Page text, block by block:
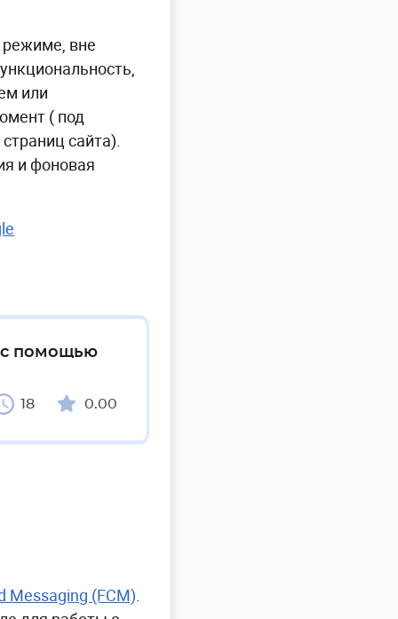
вне
или
( под
сайта).
и фоновая
с помощью
18 0.00
Messaging (FCM)